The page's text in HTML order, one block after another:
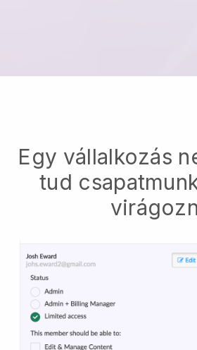
Egy vállalkozás
tud